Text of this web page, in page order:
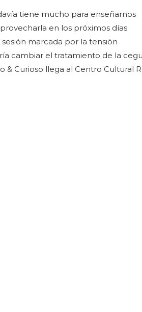
tiene mucho para enseñarnos
en los próximos días
marcada por la tensión
cambiar el tratamiento de la
& Curioso llega al Centro Cultural